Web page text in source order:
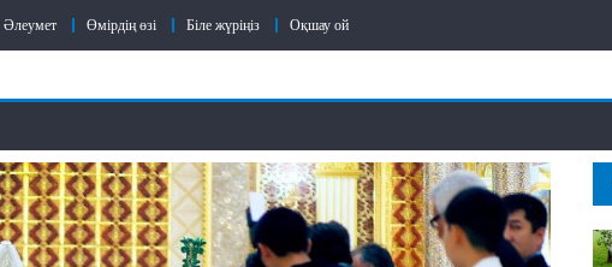
Әлеумет Өмірдің өзі Біле жүріңіз Оқшау ой